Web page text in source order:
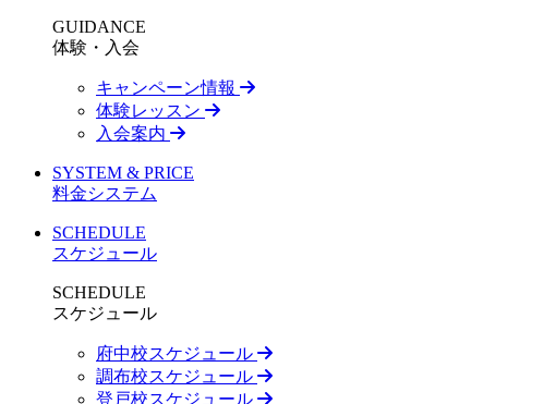
GUIDANCE
体験・入会
キャンペーン情報
体験レッスン
入会案内
SYSTEM & PRICE
料金システム
SCHEDULE
スケジュール
SCHEDULE
スケジュール
府中校スケジュール
調布校スケジュール
登戸校スケジュール